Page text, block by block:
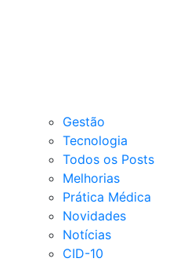
Gestão
Tecnologia
Todos os Posts
Melhorias
Prática Médica
Novidades
Notícias
CID-10